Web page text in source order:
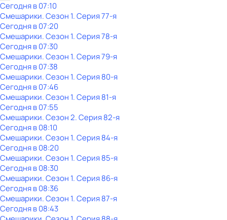
Сегодня в 07:10
Смешарики. Сезон 1. Серия 77-я
Сегодня в 07:20
Смешарики. Сезон 1. Серия 78-я
Сегодня в 07:30
Смешарики. Сезон 1. Серия 79-я
Сегодня в 07:38
Смешарики. Сезон 1. Серия 80-я
Сегодня в 07:46
Смешарики. Сезон 1. Серия 81-я
Сегодня в 07:55
Смешарики. Сезон 2. Серия 82-я
Сегодня в 08:10
Смешарики. Сезон 1. Серия 84-я
Сегодня в 08:20
Смешарики. Сезон 1. Серия 85-я
Сегодня в 08:30
Смешарики. Сезон 1. Серия 86-я
Сегодня в 08:36
Смешарики. Сезон 1. Серия 87-я
Сегодня в 08:43